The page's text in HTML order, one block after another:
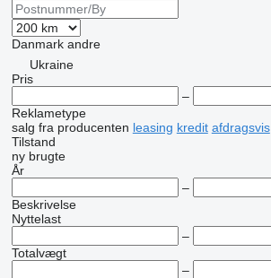
Danmark andre
Ukraine
Pris
–
Reklametype
salg fra producenten leasing kredit afdragsvis
Tilstand
ny brugte
År
–
Beskrivelse
Nyttelast
–
Totalvægt
–